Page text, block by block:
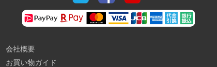
会社概要
お買い物ガイド